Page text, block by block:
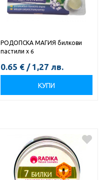
РОДОПСКА МАГИЯ билкови
пастили х 6
0.65 € / 1,27 лв.
КУПИ